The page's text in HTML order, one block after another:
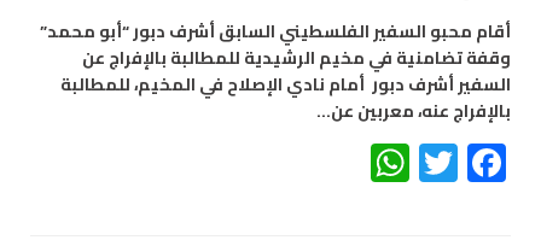
أقام محبو السفير الفلسطيني السابق أشرف دبور “أبو محمد”
وقفة تضامنية في مخيم الرشيدية للمطالبة بالإفراج عن
السفير أشرف دبور أمام نادي الإصلاح في المخيم، للمطالبة
بالإفراج عنه، معربين عن…
Facebook
Twitter